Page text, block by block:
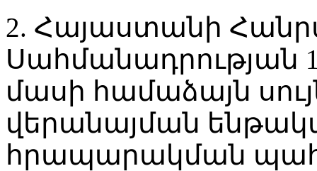
2. Հայաստանի
Սահմանադրության
մասի համաձայն
վերանայման ենթակա
հրապարակման